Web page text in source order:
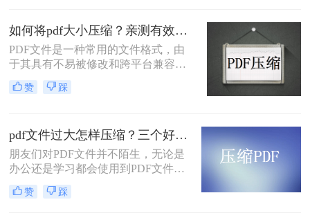
将介绍一些常见的pdf文件过大怎么压
缩方法。
如何将pdf大小压缩？亲测有效的3个方法！
PDF文件是一种常用的文件格式，由
于其具有不易被修改和跨平台兼容性
强的特点，因此被广泛应用于文件传
输和共享领域。然而，PDF文件可能
间，因此需要进行压缩。本文将介绍
如何将pdf大小压缩的方法。
赞 踩
pdf文件过大怎样压缩？三个好用的压缩方法学习一下！
朋友们对PDF文件并不陌生，无论是
办公还是学习都会使用到PDF文件，
对于广大的办公白领来讲，最大的难
题不是编辑PDF文件，而是如何存储
赞 踩